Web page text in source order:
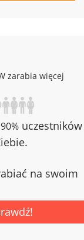
zarabia więcej
90% uczestników
na swoim